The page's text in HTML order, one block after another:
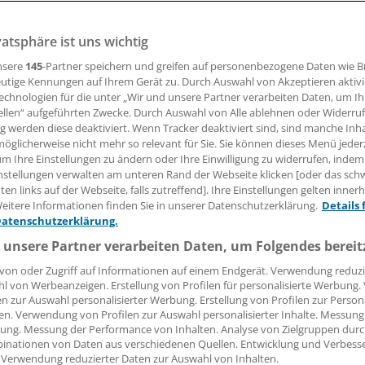
Überdiagnose-Bias, absolutes und relatives Risiko - nicht
Begriffen umzugehen. Die Ärztekammer Berlin will das
das notwendige Rüstzeug geben.
05:03 Uhr
ist uns wichtig
145-Partner speichern und greifen auf personenbezogene Daten wie
Kennungen auf Ihrem Gerät zu. Durch Auswahl von Akzeptieren
für die unter „Wir und unsere Partner verarbeiten Daten, um
aufgeführten Zwecke. Durch Auswahl von Alle ablehnen oder
werden diese deaktiviert. Wenn Tracker deaktiviert sind, sind manche
nicht mehr so relevant für Sie. Sie können dieses Menü
Ihre Einstellungen zu ändern oder Ihre Einwilligung zu widerrufen, indem
verwalten am unteren Rand der Webseite klicken [oder das
links auf der Webseite, falls zutreffend]. Ihre Einstellungen gelten
Informationen finden Sie in unserer Datenschutzerklärung. Details
Partner verarbeiten Daten, um Folgendes
oder Zugriff auf Informationen auf einem Endgerät. Verwendung
von Werbeanzeigen. Erstellung von Profilen für personalisierte
zur Auswahl personalisierter Werbung. Erstellung von Profilen zur
Verwendung von Profilen zur Auswahl personalisierter Inhalte.
Messung der Performance von Inhalten. Analyse von Zielgruppen
von Daten aus verschiedenen Quellen. Entwicklung und
reduzierter Daten zur Auswahl von Inhalten.